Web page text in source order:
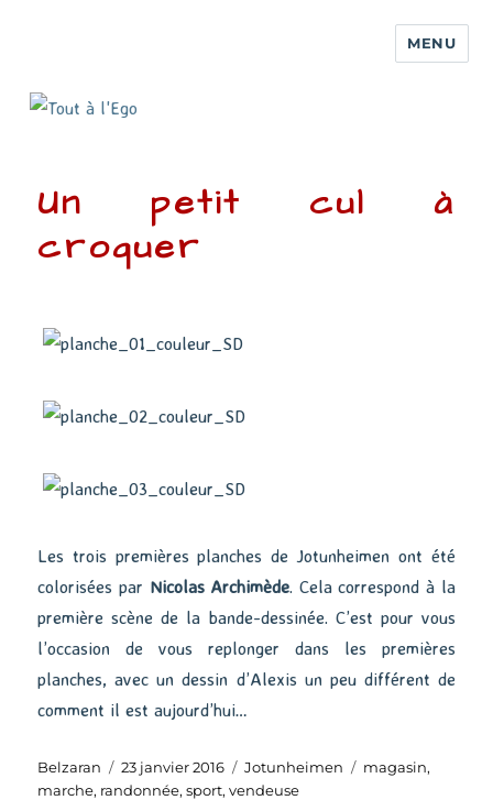
MENU
Un petit cul à
croquer
Les trois premières planches de Jotunheimen ont été
colorisées par Nicolas Archimède. Cela correspond à la
première scène de la bande-dessinée. C’est pour vous
l’occasion de vous replonger dans les premières
planches, avec un dessin d’Alexis un peu différent de
comment il est aujourd’hui…
Auteur
Belzaran
Publié
le
23 janvier 2016 Catégories
Jotunheimen Étiquettes
magasin,
marche, randonnée,sport,vendeuse